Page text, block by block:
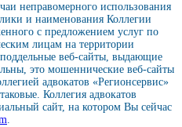
неправомерного использования
и наименования Коллегии
с предложением услуг по
лицам на территории
веб-сайты, выдающие
это мошеннические веб-сайты
адвокатов «Регионсервис»
Коллегия адвокатов
сайт, на котором Вы сейчас
.